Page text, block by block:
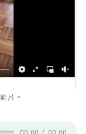
片。
00:00 / 00:00